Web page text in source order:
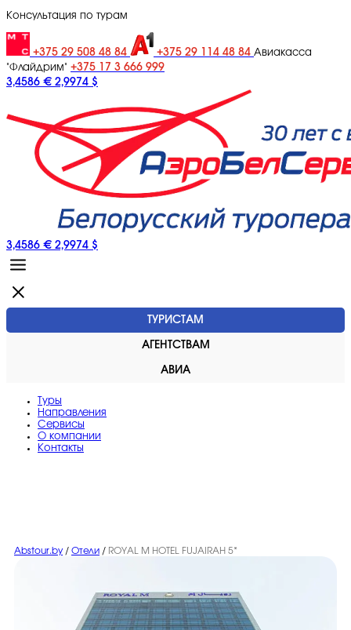
Консультация по турам
+375 29 508 48 84 +375 29 114 48 84 Авиакасса
"Флайдрим" +375 17 3 666 999
3,4586 € 2,9974 $
3,4586 € 2,9974 $
ТУРИСТАМ
АГЕНТСТВАМ
АВИА
Туры
Направления
Сервисы
O компании
Контакты
Abstour.by / Отели / ROYAL M HOTEL FUJAIRAH 5*